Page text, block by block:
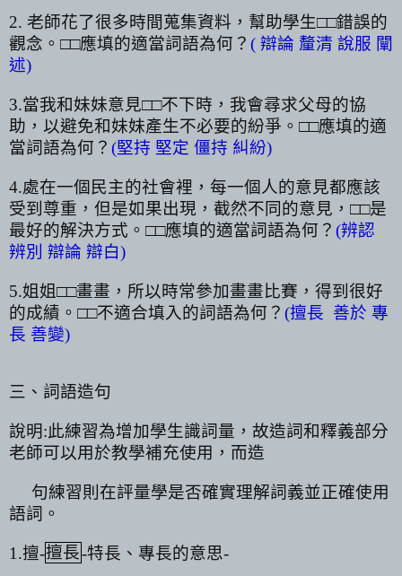
2. 老師花了很多時間蒐集資料，幫助學生□□錯誤的
觀念。□□應填的適當詞語為何？ ( 辯論 釐清 說服 闡
述)
3.當我和妹妹意見□□不下時，我會尋求父母的協
助，以避免和妹妹產生不必要的紛爭。□□應填的適
當詞語為何？ (堅持 堅定 僵持 糾紛)
4.處在一個民主的社會裡，每一個人的意見都應該
受到尊重，但是如果出現，截然不同的意見，□□是
最好的解決方式。□□應填的適當詞語為何？ (辨認
辨別 辯論 辯白)
5.姐姐□□畫畫，所以時常參加畫畫比賽，得到很好
的成績。□□不適合填入的詞語為何？ (擅長 善於 專
長 善變)
三、詞語造句
說明:此練習為增加學生識詞量，故造詞和釋義部分
老師可以用於教學補充使用，而造
句練習則在評量學是否確實理解詞義並正確使用
語詞。
1.擅-擅長-特長、專長的意思-